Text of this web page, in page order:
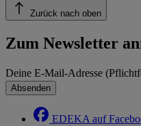
Zurück nach oben
Zum Newsletter
Deine E-Mail-Adresse
Absenden
EDEKA auf